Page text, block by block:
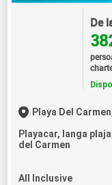
De
Playa Del
Playacar, langa
del Carmen
All Inclusive